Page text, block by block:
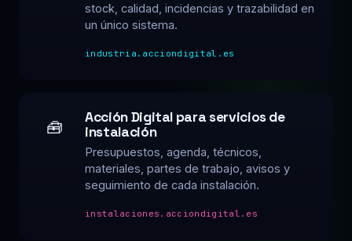
stock, calidad, incidencias y trazabilidad en
un único sistema.
industria.acciondigital.es
🧰
Acción Digital para servicios de
instalación
Presupuestos, agenda, técnicos,
materiales, partes de trabajo, avisos y
seguimiento de cada instalación.
instalaciones.acciondigital.es